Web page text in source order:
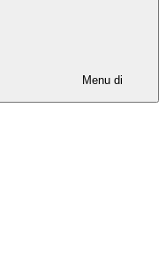
Menu di